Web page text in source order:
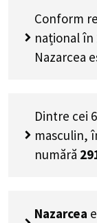
Conform
național în
Nazarcea
Dintre cei
masculin,
numără
Nazarcea